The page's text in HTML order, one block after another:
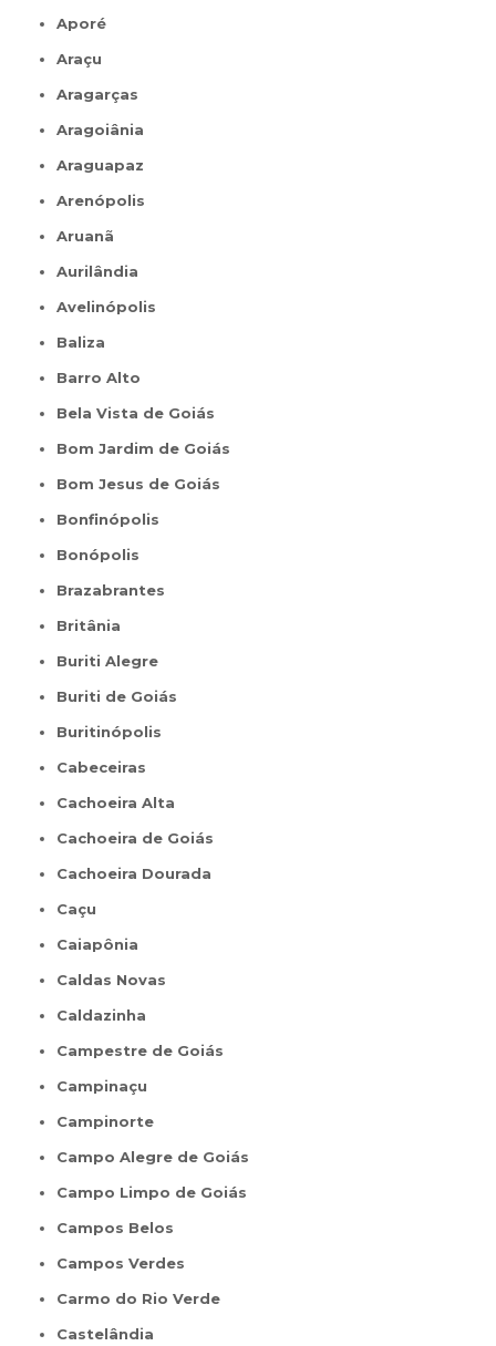
Aporé
Araçu
Aragarças
Aragoiânia
Araguapaz
Arenópolis
Aruanã
Aurilândia
Avelinópolis
Baliza
Barro Alto
Bela Vista de Goiás
Bom Jardim de Goiás
Bom Jesus de Goiás
Bonfinópolis
Bonópolis
Brazabrantes
Britânia
Buriti Alegre
Buriti de Goiás
Buritinópolis
Cabeceiras
Cachoeira Alta
Cachoeira de Goiás
Cachoeira Dourada
Caçu
Caiapônia
Caldas Novas
Caldazinha
Campestre de Goiás
Campinaçu
Campinorte
Campo Alegre de Goiás
Campo Limpo de Goiás
Campos Belos
Campos Verdes
Carmo do Rio Verde
Castelândia